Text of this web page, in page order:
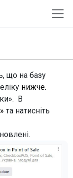
що на базу
нижче.
В
та натисніть